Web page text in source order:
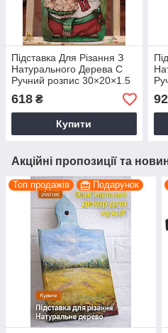
Підставка Для Різання З
Натурального Дерева С
Ручний розпис 30×20×1.5
618 ₴
Купити
Акційні пропозиції та
Топ продажів Подарунок